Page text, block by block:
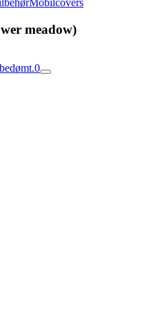
Mobilcovers
meadow)
0